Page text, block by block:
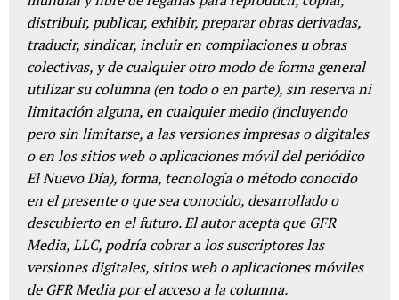
distribuir, publicar, exhibir, preparar obras derivadas,
traducir, sindicar, incluir en compilaciones u obras
colectivas, y de cualquier otro modo de forma general
utilizar su columna (en todo o en parte), sin reserva ni
limitación alguna, en cualquier medio (incluyendo
pero sin limitarse, a las versiones impresas o digitales
o en los sitios web o aplicaciones móvil del periódico
El Nuevo Día), forma, tecnología o método conocido
en el presente o que sea conocido, desarrollado o
descubierto en el futuro. El autor acepta que GFR
Media, LLC, podría cobrar a los suscriptores las
versiones digitales, sitios web o aplicaciones móviles
de GFR Media por el acceso a la columna.